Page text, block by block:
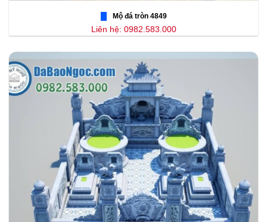
Mộ đá tròn 4849
Liên hệ: 0982.583.000